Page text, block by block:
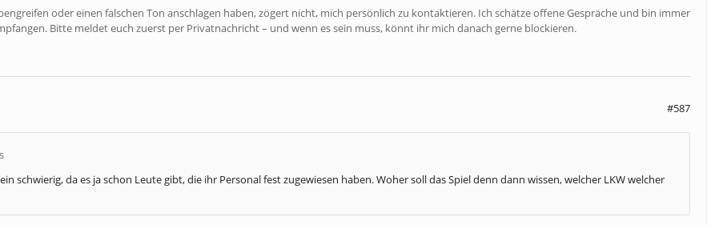
oder einen falschen Ton anschlagen haben, zögert nicht, mich persönlich zu kontaktieren. Ich schätze offene Gespräche und bin immer
Bitte meldet euch zuerst per Privatnachricht – und wenn es sein muss, könnt ihr mich danach gerne blockieren.
#587
schwierig, da es ja schon Leute gibt, die ihr Personal fest zugewiesen haben. Woher soll das Spiel denn dann wissen, welcher LKW welcher